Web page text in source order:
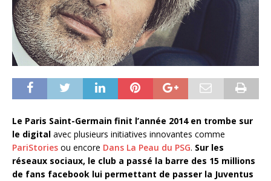
Le Paris Saint-Germain finit l’année 2014 en trombe sur
le digital avec plusieurs initiatives innovantes comme
PariStories ou encore Dans La Peau du PSG. Sur les
réseaux sociaux, le club a passé la barre des 15 millions
de fans facebook lui permettant de passer la Juventus